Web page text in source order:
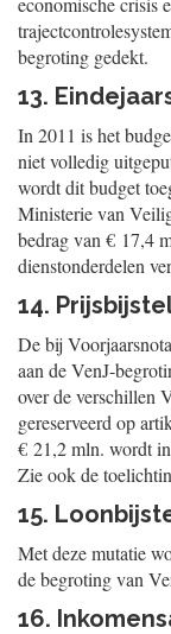
begroting gedekt.
13.
In 2011 is het
niet volledig
wordt dit budget
Ministerie van
bedrag van € 17,4
dienstonderdelen
14.
De bij
aan de VenJ-
over de verschillen
gereserveerd op
€ 21,2 mln. wordt
Zie ook de
15.
Met deze mutatie
de begroting van
16.